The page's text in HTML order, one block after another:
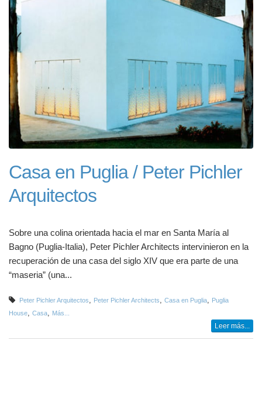
Casa en Puglia / Peter Pichler
Arquitectos
Sobre una colina orientada hacia el mar en Santa María al
Bagno (Puglia-Italia), Peter Pichler Architects intervinieron en la
recuperación de una casa del siglo XIV que era parte de una
“maseria” (una...
Peter Pichler Arquitectos Peter Pichler Architects Casa en Puglia
Puglia
House
Casa Más...
Leer más...